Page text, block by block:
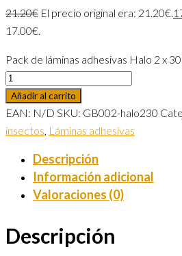
21.20€ El precio original era: 21.20€.
17.00€.
Pack de láminas adhesivas Halo 2 x
Añadir al carrito
EAN: N/D SKU: GB002-halo230
insectos, Láminas adhesivas
Descripción
Información adicional
Valoraciones (0)
Descripción